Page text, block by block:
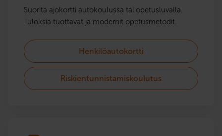
Suorita ajokortti autokoulussa tai opetusluvalla.
Tuloksia tuottavat ja modernit opetusmetodit.
Henkilöautokortti
Riskientunnistamiskoulutus